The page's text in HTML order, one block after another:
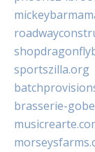
sportszilla.org
brasserie-